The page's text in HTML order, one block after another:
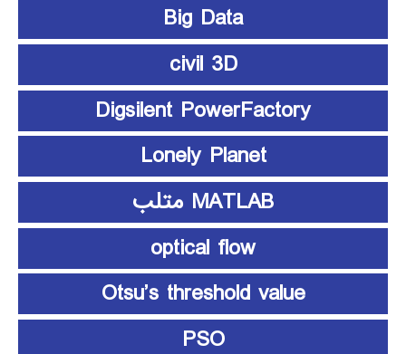
Big Data
civil 3D
Digsilent PowerFactory
Lonely Planet
MATLAB متلب
optical flow
Otsu’s threshold value
PSO